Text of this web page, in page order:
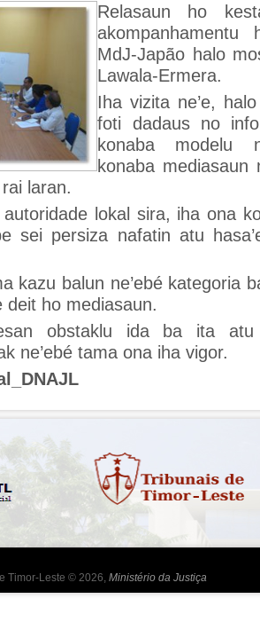
Relasaun ho
akompanhamentu
MdJ-Japão halo
Lawala-Ermera.
Iha vizita ne’e,
foti dadaus no
konaba modelu
konaba mediasaun
laran.
lokal sira, iha ona
sei persiza nafatin atu
kazu balun ne’ebé kategoria
deit ho mediasaun.
obstaklu ida ba ita atu
ne’ebé tama ona iha vigor.
Timor-Leste © 2026, Ministério da Justiça